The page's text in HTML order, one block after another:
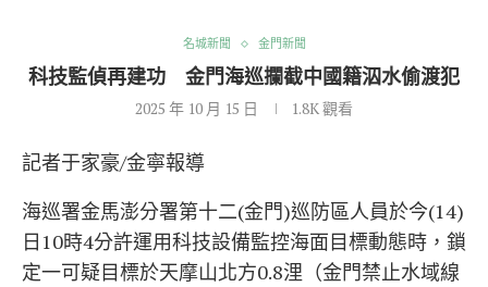
名城新聞 金門新聞
科技監偵再建功 金門海巡攔截中國籍泅水偷渡犯
2025 年 10 月 15 日 1.8K觀看
記者于家豪/金寧報導
海巡署金馬澎分署第十二(金門)巡防區人員於今(14)
日10時4分許運用科技設備監控海面目標動態時，鎖
定一可疑目標於天摩山北方0.8浬（金門禁止水域線